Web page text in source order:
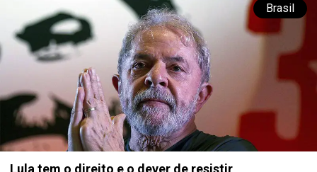
Brasil
Lula tem o direito e o dever de resistir